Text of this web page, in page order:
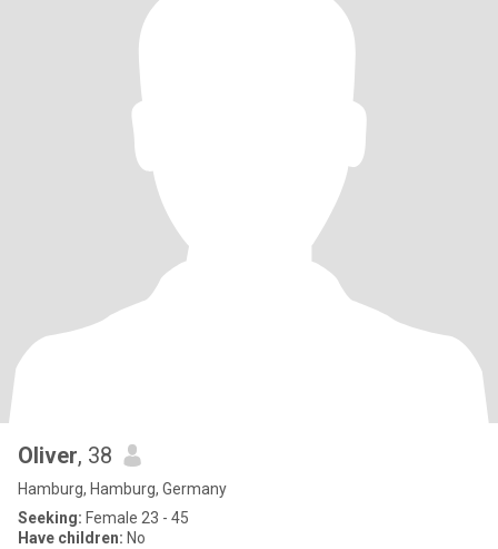
Oliver, 38
Hamburg, Hamburg, Germany
Seeking: Female 23 - 45
Have children: No